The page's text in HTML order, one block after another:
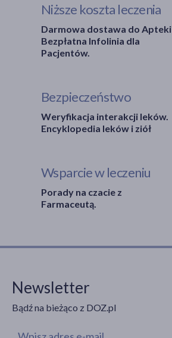
Niższe koszta leczenia
Darmowa dostawa do Apteki
Bezpłatna Infolinia dla
Pacjentów.
Bezpieczeństwo
Weryfikacja interakcji leków.
Encyklopedia leków i ziół
Wsparcie w leczeniu
Porady na czacie z
Farmaceutą.
Newsletter
Bądź na bieżąco z DOZ.pl